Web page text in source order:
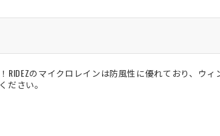
RIDEZのマイクロレインは防風性に優れており、ウ
ださい。